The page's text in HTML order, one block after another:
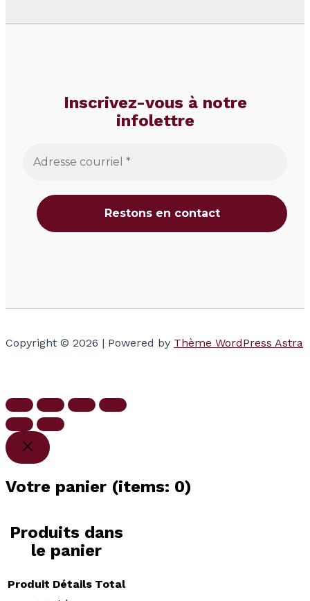
Inscrivez-vous à notre
infolettre
Copyright © 2026 | Powered by Thème WordPress Astra
Votre panier (items: 0)
Produits dans
le panier
Produit Détails Total